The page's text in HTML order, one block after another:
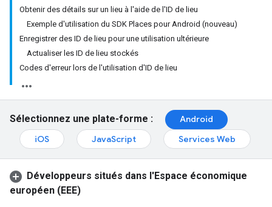
Obtenir des détails sur un lieu à l'aide de l'ID de lieu
Exemple d'utilisation du SDK Places pour Android (nouveau)
Enregistrer des ID de lieu pour une utilisation ultérieure
Actualiser les ID de lieu stockés
Codes d'erreur lors de l'utilisation d'ID de lieu
Sélectionnez une plate-forme :
Android
iOS
JavaScript Services Web
Développeurs situés dans l'Espace économique
européen (EEE)